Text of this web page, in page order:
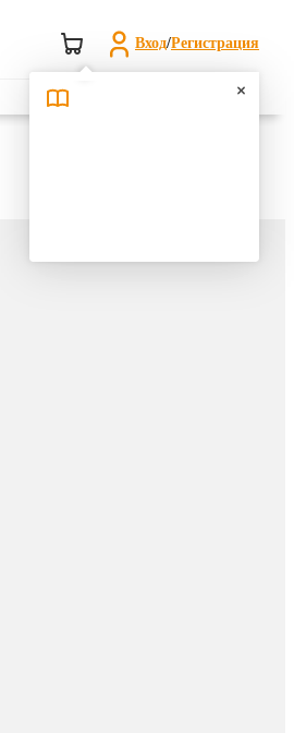
Вход/Регистрация
Поиск